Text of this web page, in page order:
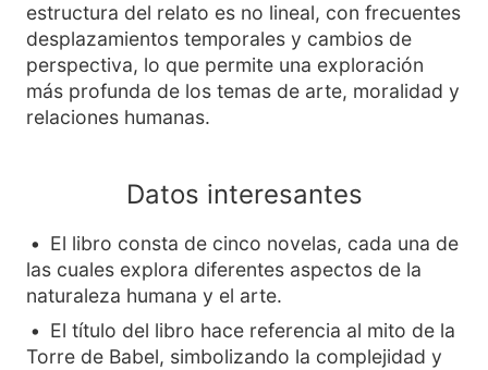
estructura del relato es no lineal, con frecuentes
desplazamientos temporales y cambios de
perspectiva, lo que permite una exploración
más profunda de los temas de arte, moralidad y
relaciones humanas.
Datos interesantes
El libro consta de cinco novelas, cada una de
las cuales explora diferentes aspectos de la
naturaleza humana y el arte.
El título del libro hace referencia al mito de la
Torre de Babel, simbolizando la complejidad y